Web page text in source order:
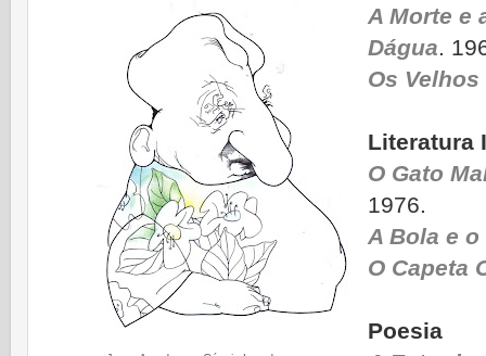
A Morte e
Dágua.
Os
Literatura
O Gato
1976.
A Bola e
O Capeta
Poesia